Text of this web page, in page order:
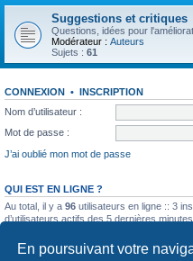
En poursuivant votre
Suggestions et critiques
Questions, idées pour
Modérateur : Auteurs
Sujets : 61
CONNEXION • INSCRIPTION
Nom d’utilisateur :
Mot de passe :
J’ai oublié mon mot de passe
QUI EST EN LIGNE ?
Au total, il y a 96 utilisateurs en ligne :: 3
d’utilisateurs actifs des 5 dernières
0:07